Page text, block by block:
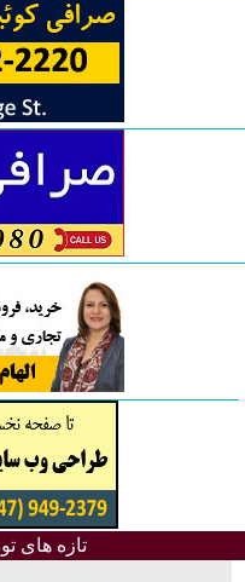
تازه های